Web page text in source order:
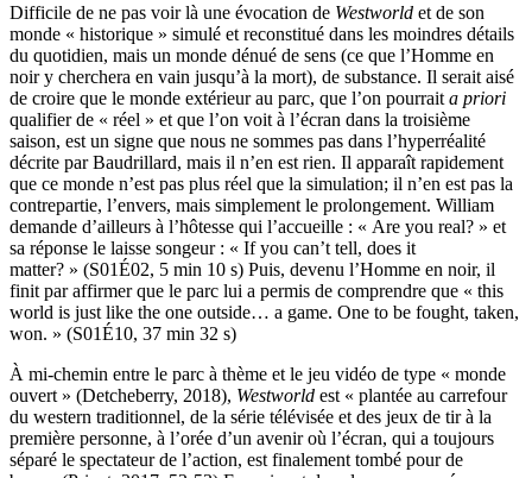
Difficile de ne pas voir là une évocation de Westworld et de son
monde « historique » simulé et reconstitué dans les moindres détails
du quotidien, mais un monde dénué de sens (ce que l’Homme en
noir y cherchera en vain jusqu’à la mort), de substance. Il serait aisé
de croire que le monde extérieur au parc, que l’on pourrait a priori
qualifier de « réel » et que l’on voit à l’écran dans la troisième
saison, est un signe que nous ne sommes pas dans l’hyperréalité
décrite par Baudrillard, mais il n’en est rien. Il apparaît rapidement
que ce monde n’est pas plus réel que la simulation; il n’en est pas la
contrepartie, l’envers, mais simplement le prolongement. William
demande d’ailleurs à l’hôtesse qui l’accueille : « Are you real? » et
sa réponse le laisse songeur : « If you can’t tell, does it
matter? » (S01É02, 5 min 10 s) Puis, devenu l’Homme en noir, il
finit par affirmer que le parc lui a permis de comprendre que « this
world is just like the one outside… a game. One to be fought, taken,
won. » (S01É10, 37 min 32 s)
À mi-chemin entre le parc à thème et le jeu vidéo de type « monde
ouvert » (Detcheberry, 2018), Westworld est « plantée au carrefour
du western traditionnel, de la série télévisée et des jeux de tir à la
première personne, à l’orée d’un avenir où l’écran, qui a toujours
séparé le spectateur de l’action, est finalement tombé pour de